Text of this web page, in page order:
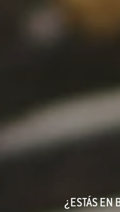
¿ESTÁS EN